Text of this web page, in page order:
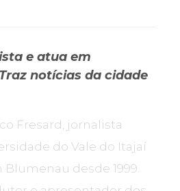
e atua em
notícias da cidade
Fresard, jornalista
do Vale do Itajaí
desde 1999.